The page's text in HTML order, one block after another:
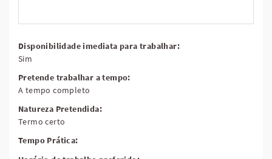
Disponibilidade imediata para trabalhar:
Sim
Pretende trabalhar a tempo:
A tempo completo
Natureza Pretendida:
Termo certo
Tempo Prática: